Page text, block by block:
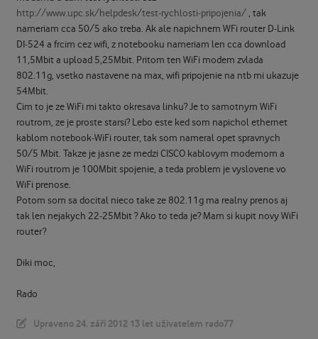
http://www.upc.sk/helpdesk/test-rychlosti-pripojenia/ , tak
nameriam cca 50/5 ako treba. Ak ale napichnem WFi router D-Link
DI-524 a frcim cez wifi, z notebooku nameriam len cca download
11,5Mbit a upload 5,25Mbit. Pritom ten WiFi modem zvlada
802.11g, vsetko nastavene na max, wifi pripojenie na ntb mi ukazuje
54Mbit.
Cim to je ze WiFi mi takto okresava linku? Je to samotnym WiFi
routrom, ze je proste starsi? Lebo este ked som napichol ethernet
kablom notebook-WiFi router, tak som nameral opet spravnych
50/5 Mbit. Takze je jasne ze medzi CISCO kablovym modemom a
WiFi routrom je 100Mbit spojenie, a teda problem je vyslovene vo
WiFi prenose.
Potom som sa docital nieco take ze 802.11g ma realny prenos aj
tak len nejakych 22-25Mbit ? Ako to teda je? Mam si kupit novy WiFi
router?
Diki moc,
Rado
Upraveno 24. září 2012 13 let uživatelem rado77